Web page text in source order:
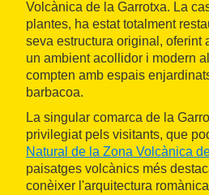
Volcànica de la Garrotxa. La
plantes, ha estat totalment
seva estructura original, oferint
un ambient acollidor i modern
compten amb espais
barbacoa.
La singular comarca de la
privilegiat pels visitants, que
Natural de la Zona Volcànica
paisatges volcànics més
conèixer l'arquitectura